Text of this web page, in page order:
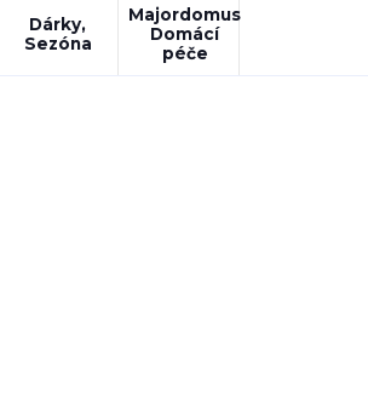
Dárky,
Sezóna
Majordomus
Domácí
péče